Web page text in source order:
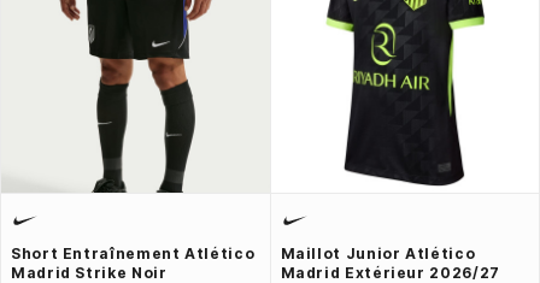
Short Entraînement Atlético
Madrid Strike Noir
Maillot Junior Atlético
Madrid Extérieur 2026/27